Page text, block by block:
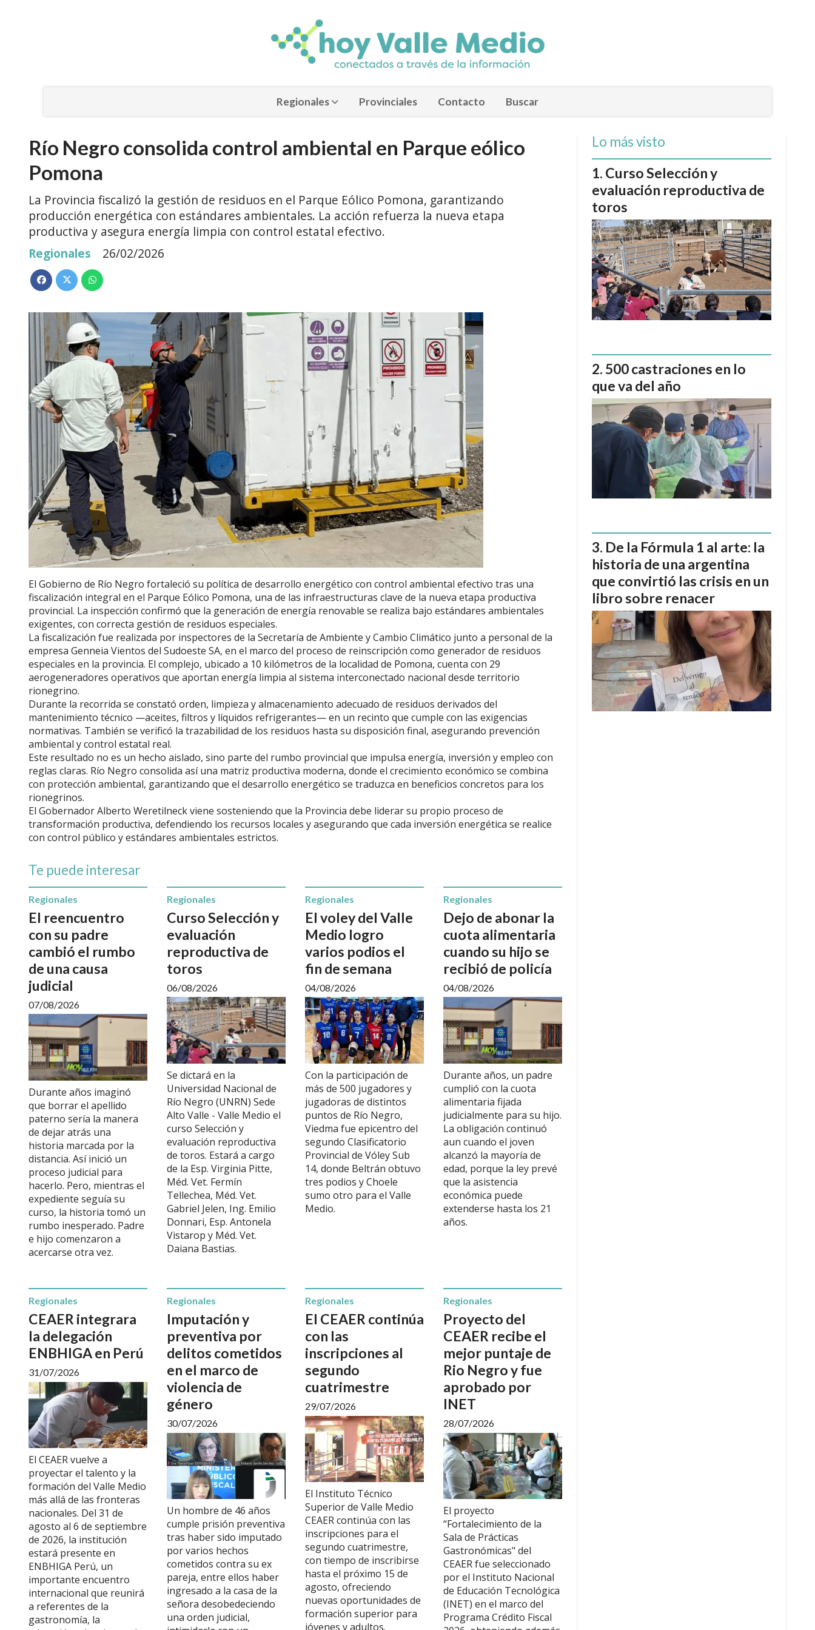
Regionales Provinciales Contacto Buscar
Río Negro consolida control ambiental en Parque eólico
Pomona
La Provincia fiscalizó la gestión de residuos en el Parque Eólico Pomona, garantizando
producción energética con estándares ambientales. La acción refuerza la nueva etapa
productiva y asegura energía limpia con control estatal efectivo.
Regionales
26/02/2026
El Gobierno de Río Negro fortaleció su política de desarrollo energético con control ambiental efectivo tras una
fiscalización integral en el Parque Eólico Pomona, una de las infraestructuras clave de la nueva etapa productiva
provincial. La inspección confirmó que la generación de energía renovable se realiza bajo estándares ambientales
exigentes, con correcta gestión de residuos especiales.
La fiscalización fue realizada por inspectores de la Secretaría de Ambiente y Cambio Climático junto a personal de la
empresa Genneia Vientos del Sudoeste SA, en el marco del proceso de reinscripción como generador de residuos
especiales en la provincia. El complejo, ubicado a 10 kilómetros de la localidad de Pomona, cuenta con 29
aerogeneradores operativos que aportan energía limpia al sistema interconectado nacional desde territorio
rionegrino.
Durante la recorrida se constató orden, limpieza y almacenamiento adecuado de residuos derivados del
mantenimiento técnico —aceites, filtros y líquidos refrigerantes— en un recinto que cumple con las exigencias
normativas. También se verificó la trazabilidad de los residuos hasta su disposición final, asegurando prevención
ambiental y control estatal real.
Este resultado no es un hecho aislado, sino parte del rumbo provincial que impulsa energía, inversión y empleo con
reglas claras. Río Negro consolida así una matriz productiva moderna, donde el crecimiento económico se combina
con protección ambiental, garantizando que el desarrollo energético se traduzca en beneficios concretos para los
rionegrinos.
El Gobernador Alberto Weretilneck viene sosteniendo que la Provincia debe liderar su propio proceso de
transformación productiva, defendiendo los recursos locales y asegurando que cada inversión energética se realice
con control público y estándares ambientales estrictos.
Te puede interesar
El reencuentro
con su padre
cambió el rumbo
de una causa
judicial
Regionales
07/08/2026
Durante años imaginó
que borrar el apellido
paterno sería la manera
de dejar atrás una
historia marcada por la
distancia. Así inició un
proceso judicial para
hacerlo. Pero, mientras el
expediente seguía su
curso, la historia tomó un
rumbo inesperado. Padre
e hijo comenzaron a
acercarse otra vez.
Curso Selección y
evaluación
reproductiva de
toros
Regionales
06/08/2026
Se dictará en la
Universidad Nacional de
Río Negro (UNRN) Sede
Alto Valle - Valle Medio el
curso Selección y
evaluación reproductiva
de toros. Estará a cargo
de la Esp. Virginia Pitte,
Méd. Vet. Fermín
Tellechea, Méd. Vet.
Gabriel Jelen, Ing. Emilio
Donnari, Esp. Antonela
Vistarop y Méd. Vet.
Daiana Bastias.
El voley del Valle
Medio logro
varios podios el
fin de semana
Regionales
04/08/2026
Con la participación de
más de 500 jugadores y
jugadoras de distintos
puntos de Río Negro,
Viedma fue epicentro del
segundo Clasificatorio
Provincial de Vóley Sub
14, donde Beltrán obtuvo
tres podios y Choele
sumo otro para el Valle
Medio.
Dejo de abonar la
cuota alimentaria
cuando su hijo se
recibió de policía
Regionales
04/08/2026
Durante años, un padre
cumplió con la cuota
alimentaria fijada
judicialmente para su hijo.
La obligación continuó
aun cuando el joven
alcanzó la mayoría de
edad, porque la ley prevé
que la asistencia
económica puede
extenderse hasta los 21
años.
CEAER integrara
la delegación
ENBHIGA en Perú
Regionales
31/07/2026
El CEAER vuelve a
proyectar el talento y la
formación del Valle Medio
más allá de las fronteras
nacionales. Del 31 de
agosto al 6 de septiembre
de 2026, la institución
estará presente en
ENBHIGA Perú, un
importante encuentro
internacional que reunirá
a referentes de la
gastronomía, la
Imputación y
preventiva por
delitos cometidos
en el marco de
violencia de
género
Regionales
30/07/2026
Un hombre de 46 años
cumple prisión preventiva
tras haber sido imputado
por varios hechos
cometidos contra su ex
pareja, entre ellos haber
ingresado a la casa de la
señora desobedeciendo
una orden judicial,
El CEAER continúa
con las
inscripciones al
segundo
cuatrimestre
Regionales
29/07/2026
El Instituto Técnico
Superior de Valle Medio
CEAER continúa con las
inscripciones para el
segundo cuatrimestre,
con tiempo de inscribirse
hasta el próximo 15 de
agosto, ofreciendo
nuevas oportunidades de
formación superior para
jóvenes y adultos.
Proyecto del
CEAER recibe el
mejor puntaje de
Rio Negro y fue
aprobado por
INET
Regionales
28/07/2026
El proyecto
“Fortalecimiento de la
Sala de Prácticas
Gastronómicas" del
CEAER fue seleccionado
por el Instituto Nacional
de Educación Tecnológica
(INET) en el marco del
Programa Crédito Fiscal
Lo más visto
Curso Selección y
evaluación reproductiva de
toros
500 castraciones en lo
que va del año
De la Fórmula 1 al arte: la
historia de una argentina
que convirtió las crisis en un
libro sobre renacer